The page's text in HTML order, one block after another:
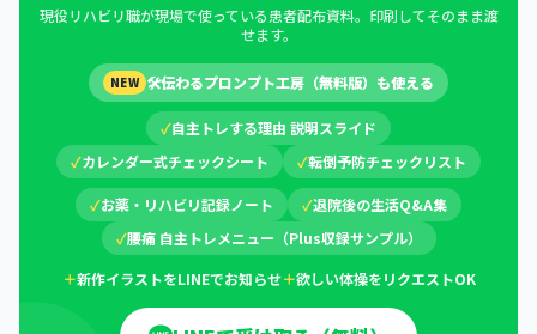
現役リハビリ職が現場で使っている患者配布資料。印刷してそのまま渡
せます。
NEW 🛠伝わるプロンプト工房（無料版）も使える
✓自主トレする理由 説明スライド
✓カレンダー式チェックシート ✓転倒予防チェックリスト
✓お薬・リハビリ記録ノート ✓退院後の生活Q&A集
✓腰痛 自主トレメニュー（Plus収録サンプル）
＋新作イラストをLINEでお知らせ＋欲しい体操をリクエストOK